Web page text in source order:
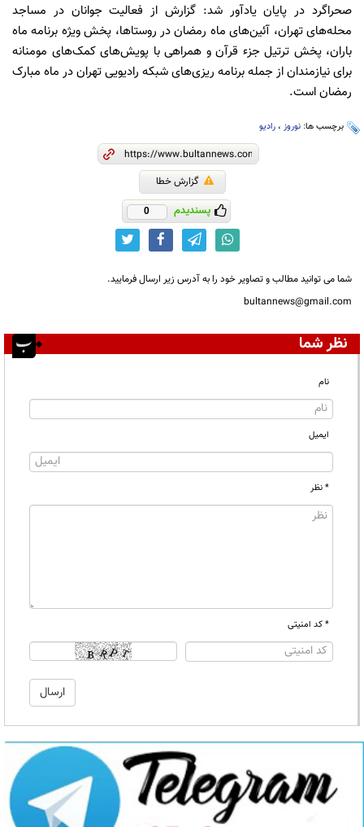
صحراگرد در پایان یادآور شد: گزارش از فعالیت جوانان در مساجد
محله‌های تهران، آئین‌های ماه رمضان در روستاها، پخش ویژه برنامه ماه
باران، پخش ترتیل جزء قرآن و همراهی با پویش‌های کمک‌های مومنانه
برای نیازمندان از جمله برنامه ریزی‌های شبکه رادیویی تهران در ماه مبارک
رمضان است.
برچسب ها: نوروز ، رادیو
گزارش خطا
پسندیدم 0
شما می توانید مطالب و تصاویر خود را به آدرس زیر ارسال فرمایید.
bultannews@gmail.com
نظر شما
نام
ایمیل
* نظر
* کد امنیتی